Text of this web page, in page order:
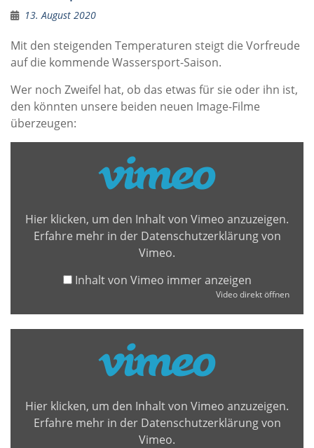
13. August 2020
Mit den steigenden Temperaturen steigt die Vorfreude
auf die kommende Wassersport-Saison.
Wer noch Zweifel hat, ob das etwas für sie oder ihn ist,
den könnten unsere beiden neuen Image-Filme
überzeugen:
Hier klicken, um den Inhalt von Vimeo anzuzeigen.
Erfahre mehr in der Datenschutzerklärung von
Vimeo.
Inhalt von Vimeo immer anzeigen
Video direkt öffnen
Hier klicken, um den Inhalt von Vimeo anzuzeigen.
Erfahre mehr in der Datenschutzerklärung von
Vimeo.